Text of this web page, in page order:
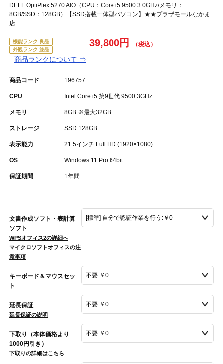
DELL OptiPlex 5270 AIO（CPU：Core i5 9500 3.0GHz/メモリ：
8GB/SSD：128GB）【SSD搭載一体型パソコン】★★プラザモールなかま
店
機能ランク:良品
外観ランク:並品
商品ランクについて ⇒
39,800円
商品コード 196757
CPU Intel Core i5 第9世代 9500 3GHz
メモリ 8GB ※最大32GB
ストレージ SSD 128GB
表示能力 21.5インチ Full HD (1920×1080)
OS Windows 11 Pro 64bit
保証期間 1年間
文書作成ソフト・表計算
ソフト
WPSオフィス2の詳細へ
マイクロソフトオフィスの注
意事項
キーボード＆マウスセッ
ト
延長保証
延長保証の説明
下取り（本体価格より
1000円引き）
下取りの詳細はこちら